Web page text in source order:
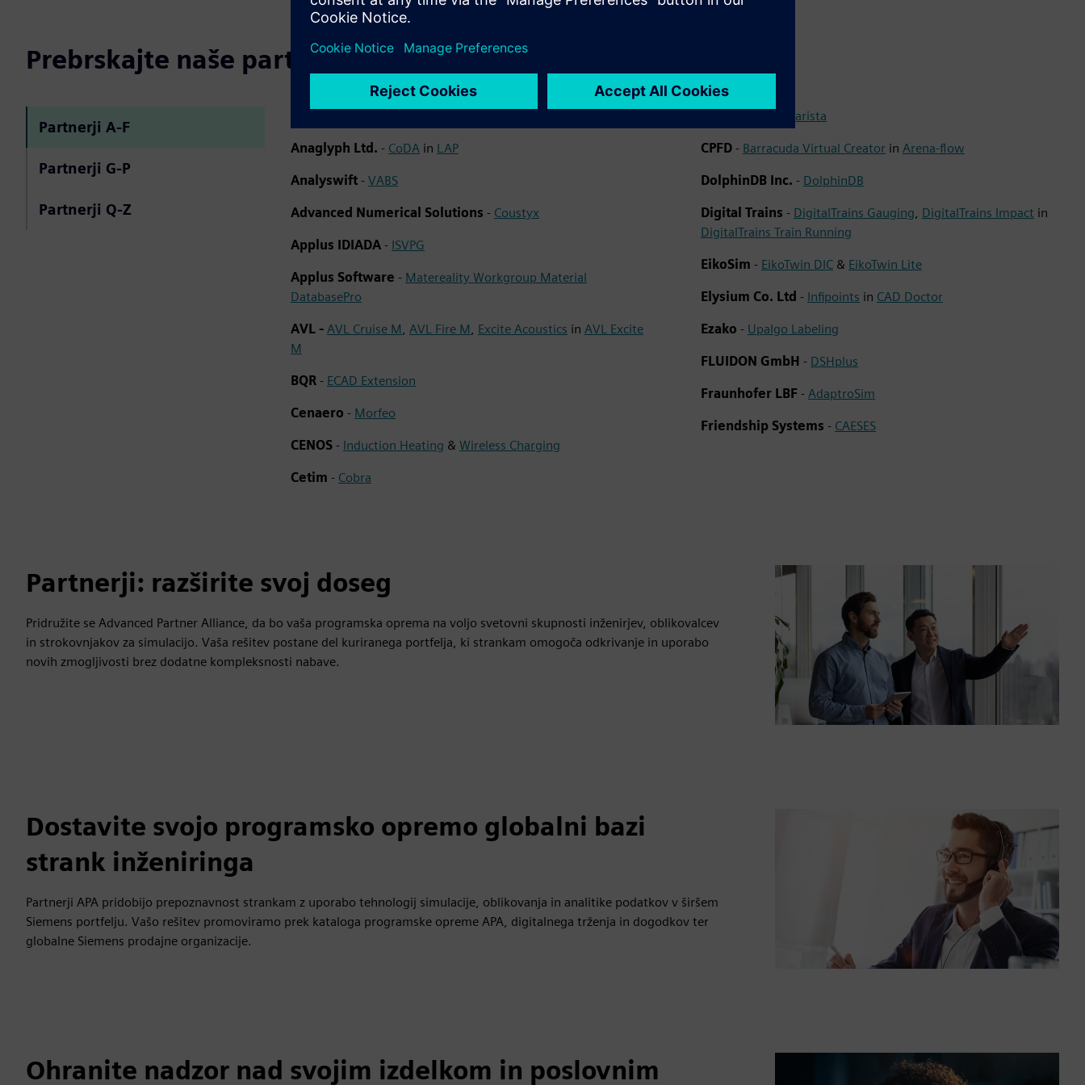
Prebrskajte naše partnerje APA
Partnerji A-F
Partnerji G-P
Partnerji Q-Z
Anaglyph Ltd. - CoDA in LAP
Analyswift - VABS
Advanced Numerical Solutions - Coustyx
Applus IDIADA - ISVPG
Applus Software - Matereality Workgroup Material
DatabasePro
AVL - AVL Cruise M, AVL Fire M, Excite Acoustics in AVL Excite
M
BQR - ECAD Extension
Cenaero - Morfeo
CENOS - Induction Heating & Wireless Charging
Cetim - Cobra
Clarista
CPFD - Barracuda Virtual Creator in Arena-flow
DolphinDB Inc. - DolphinDB
Digital Trains - DigitalTrains Gauging, DigitalTrains Impact in
DigitalTrains Train Running
EikoSim - EikoTwin DIC & EikoTwin Lite
Elysium Co. Ltd - Infipoints in CAD Doctor
Ezako - Upalgo Labeling
FLUIDON GmbH - DSHplus
Fraunhofer LBF - AdaptroSim
Friendship Systems - CAESES
Partnerji: razširite svoj doseg
Pridružite se Advanced Partner Alliance, da bo vaša programska oprema na voljo svetovni skupnosti inženirjev, oblikovalcev
in strokovnjakov za simulacijo. Vaša rešitev postane del kuriranega portfelja, ki strankam omogoča odkrivanje in uporabo
novih zmogljivosti brez dodatne kompleksnosti nabave.
Dostavite svojo programsko opremo globalni bazi
strank inženiringa
Partnerji APA pridobijo prepoznavnost strankam z uporabo tehnologij simulacije, oblikovanja in analitike podatkov v širšem
Siemens portfelju. Vašo rešitev promoviramo prek kataloga programske opreme APA, digitalnega trženja in dogodkov ter
globalne Siemens prodajne organizacije.
Ohranite nadzor nad svojim izdelkom in poslovnim